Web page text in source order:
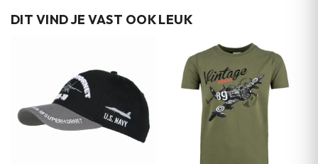
DIT VIND JE VAST OOK LEUK